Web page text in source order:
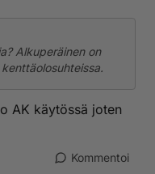
Alkuperäinen on
AK käytössä joten
Kommentoi